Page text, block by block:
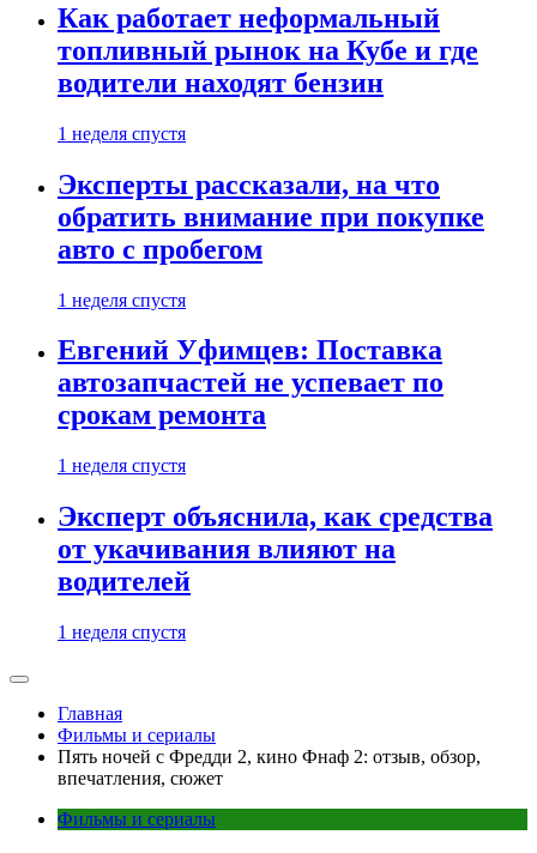
Как работает неформальный
топливный рынок на Кубе и где
водители находят бензин
1 неделя спустя
Эксперты рассказали, на что
обратить внимание при покупке
авто с пробегом
1 неделя спустя
Евгений Уфимцев: Поставка
автозапчастей не успевает по
срокам ремонта
1 неделя спустя
Эксперт объяснила, как средства
от укачивания влияют на
водителей
1 неделя спустя
Главная
Фильмы и сериалы
Пять ночей с Фредди 2, кино Фнаф 2: отзыв, обзор,
впечатления, сюжет
Фильмы и сериалы